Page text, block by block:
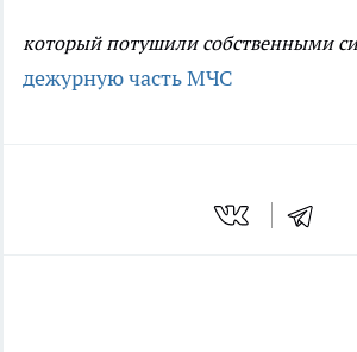
который потушили собственными
дежурную часть МЧС